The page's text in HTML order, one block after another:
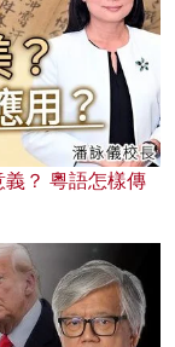
？ 粵語怎樣傳